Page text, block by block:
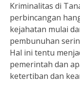
Kriminalitas di
perbincangan
kejahatan mulai
pembunuhan
Hal ini tentu
pemerintah dan
ketertiban dan